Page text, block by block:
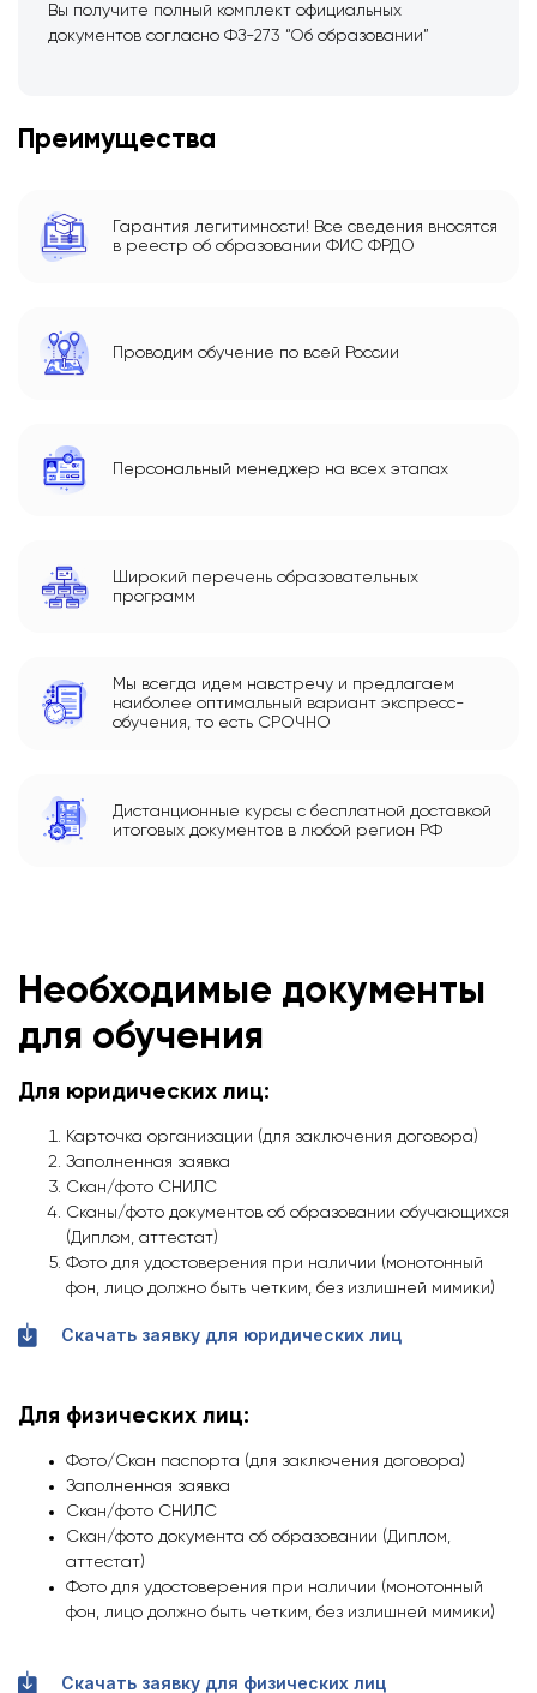
Вы получите полный комплект официальных
документов согласно ФЗ-273 “Об образовании”
Преимущества
Гарантия легитимности! Все сведения вносятся
в реестр об образовании ФИС ФРДО
Проводим обучение по всей России
Персональный менеджер на всех этапах
Широкий перечень образовательных
программ
Мы всегда идем навстречу и предлагаем
наиболее оптимальный вариант экспресс-
обучения, то есть СРОЧНО
Дистанционные курсы с бесплатной доставкой
итоговых документов в любой регион РФ
Необходимые документы
для обучения
Для юридических лиц:
Карточка организации (для заключения договора)
Заполненная заявка
Скан/фото СНИЛС
Сканы/фото документов об образовании обучающихся
(Диплом, аттестат)
Фото для удостоверения при наличии (монотонный
фон, лицо должно быть четким, без излишней мимики)
Скачать заявку для юридических лиц
Для физических лиц:
Фото/Скан паспорта (для заключения договора)
Заполненная заявка
Скан/фото СНИЛС
Скан/фото документа об образовании (Диплом,
аттестат)
Фото для удостоверения при наличии (монотонный
фон, лицо должно быть четким, без излишней мимики)
Скачать заявку для физических лиц